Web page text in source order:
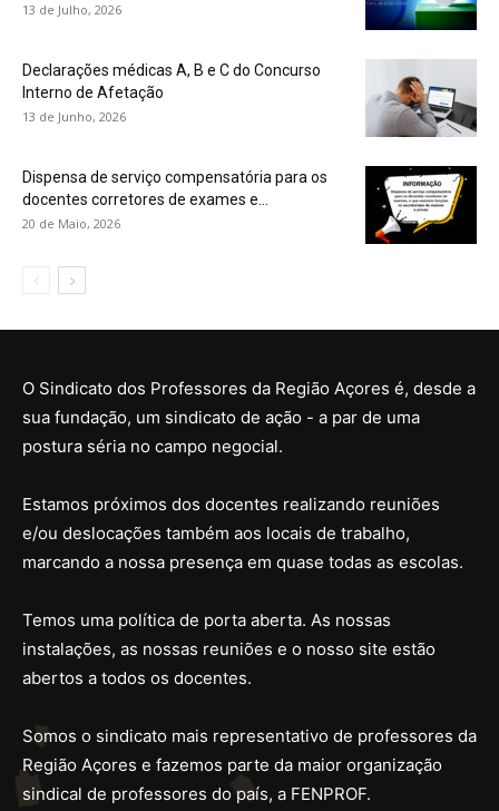
13 de Julho, 2026
Declarações médicas A, B e C do Concurso
Interno de Afetação
13 de Junho, 2026
Dispensa de serviço compensatória para os
docentes corretores de exames e...
20 de Maio, 2026
O Sindicato dos Professores da Região Açores é, desde a
sua fundação, um sindicato de ação - a par de uma
postura séria no campo negocial.
Estamos próximos dos docentes realizando reuniões
e/ou deslocações também aos locais de trabalho,
marcando a nossa presença em quase todas as escolas.
Temos uma política de porta aberta. As nossas
instalações, as nossas reuniões e o nosso site estão
abertos a todos os docentes.
Somos o sindicato mais representativo de professores da
Região Açores e fazemos parte da maior organização
sindical de professores do país, a FENPROF.